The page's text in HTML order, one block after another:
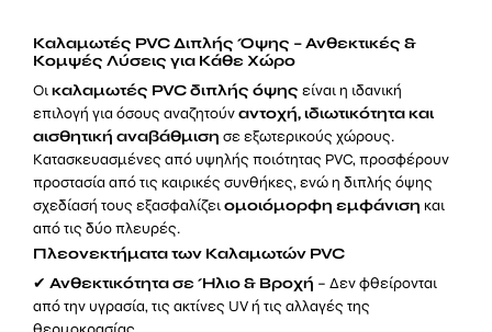
Καλαμωτές PVC Διπλής Όψης – Ανθεκτικές &
Κομψές Λύσεις για Κάθε Χώρο
Οικαλαμωτές PVC διπλής όψης είναι η ιδανική
επιλογή για όσους αναζητούναντοχή, ιδιωτικότητα και
αισθητική αναβάθμιση σε εξωτερικούς χώρους.
Κατασκευασμένες από υψηλής ποιότητας PVC, προσφέρουν
προστασία από τις καιρικές συνθήκες, ενώ η διπλής όψης
σχεδίασή τους εξασφαλίζειομοιόμορφη εμφάνιση και
από τις δύο πλευρές.
Πλεονεκτήματα των Καλαμωτών PVC
✔ Ανθεκτικότητα σε Ήλιο & Βροχή – Δεν φθείρονται
από την υγρασία, τις ακτίνες UV ή τις αλλαγές της